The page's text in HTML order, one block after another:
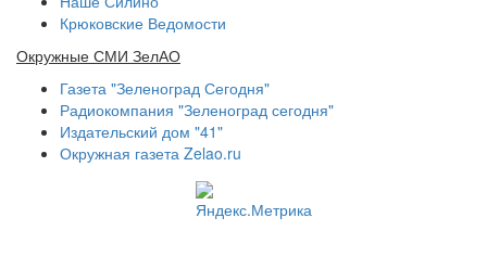
Крюковские Ведомости
Окружные СМИ ЗелАО
Газета "Зеленоград Сегодня"
Радиокомпания "Зеленоград сегодня"
Издательский дом "41"
Окружная газета Zelao.ru